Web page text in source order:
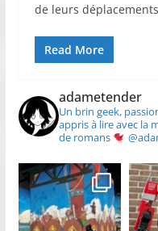
de leurs
Read More
adametender
Un brin geek,
appris à lire avec la
de romans